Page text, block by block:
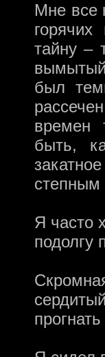
Мне все
тайну –
вымытый
был
времен
быть,
степным
Я часто
подолгу